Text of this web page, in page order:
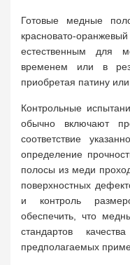
Готовые медные
красновато-
естественным для
временем или в
приобретая патину
Контрольные
обычно включают
соответствие
определение
полосы из меди
поверхностных
и контроль
обеспечить, что
стандартов
предполагаемых